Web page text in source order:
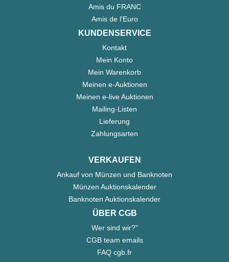
Amis du FRANC
Amis de l'Euro
KUNDENSERVICE
Kontakt
Mein Konto
Mein Warenkorb
Meinen e-Auktionen
Meinen e-live Auktionen
Mailing-Listen
Lieferung
Zahlungsarten
VERKAUFEN
Ankauf von Münzen und Banknoten
Münzen Auktionskalender
Banknoten Auktionskalender
ÜBER CGB
Wer sind wir?"
CGB team emails
FAQ cgb.fr